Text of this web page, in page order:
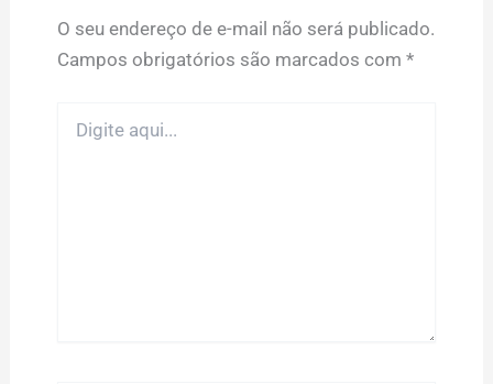
O seu endereço de e-mail não será publicado.
Campos obrigatórios são marcados com *
aqui...